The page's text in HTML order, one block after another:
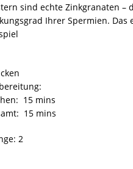
sind echte Zinkgranaten –
Ihrer Spermien.
15 mins
15 mins
2